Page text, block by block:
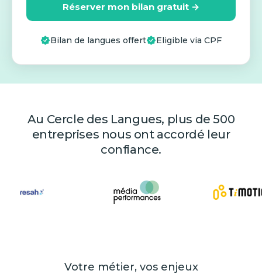
Réserver mon bilan gratuit →
Bilan de langues offert Eligible via CPF
Au Cercle des Langues, plus de 500
entreprises nous ont accordé leur
confiance.
Votre métier, vos enjeux